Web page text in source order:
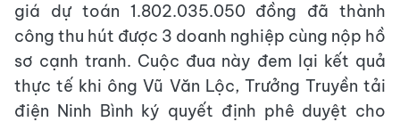
giá dự toán 1.802.035.050 đồng đã thành
công thu hút được 3 doanh nghiệp cùng nộp hồ
sơ cạnh tranh. Cuộc đua này đem lại kết quả
thực tế khi ông Vũ Văn Lộc, Trưởng Truyền tải
điện Ninh Bình ký quyết định phê duyệt cho